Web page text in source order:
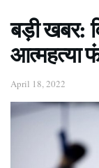
बड़ी खबर:
आत्महत्या
April 18, 2022